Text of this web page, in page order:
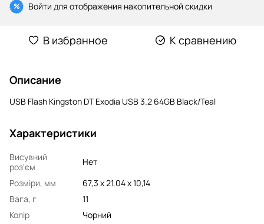
% Войти для отображения накопительной скидки
В избранное К сравнению
Описание
USB Flash Kingston DT Exodia USB 3.2 64GB Black/Teal
Характеристики
Висувний
роз'єм
Нет
Розміри, мм
67,3 x 21,04 x 10,14
Вага, г
11
Колір
Чорний